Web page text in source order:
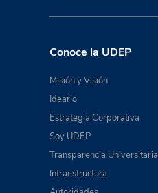
Conoce la UDEP
Misión y Visión
Ideario
Estrategia Corporativa
Soy UDEP
Transparencia Universitaria
Infraestructura